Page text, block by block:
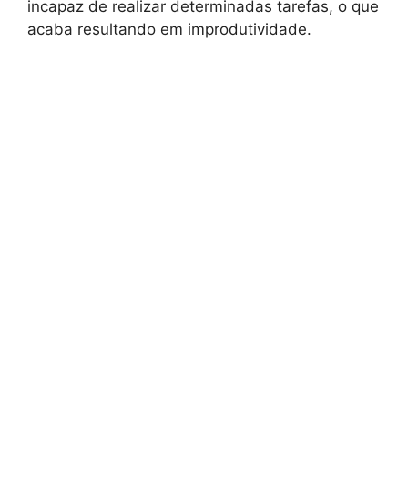
incapaz de realizar determinadas tarefas, o que
acaba resultando em improdutividade.